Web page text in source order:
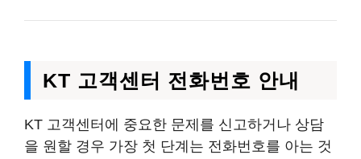
KT 고객센터 전화번호 안내
KT 고객센터에 중요한 문제를 신고하거나 상담
을 원할 경우 가장 첫 단계는 전화번호를 아는 것